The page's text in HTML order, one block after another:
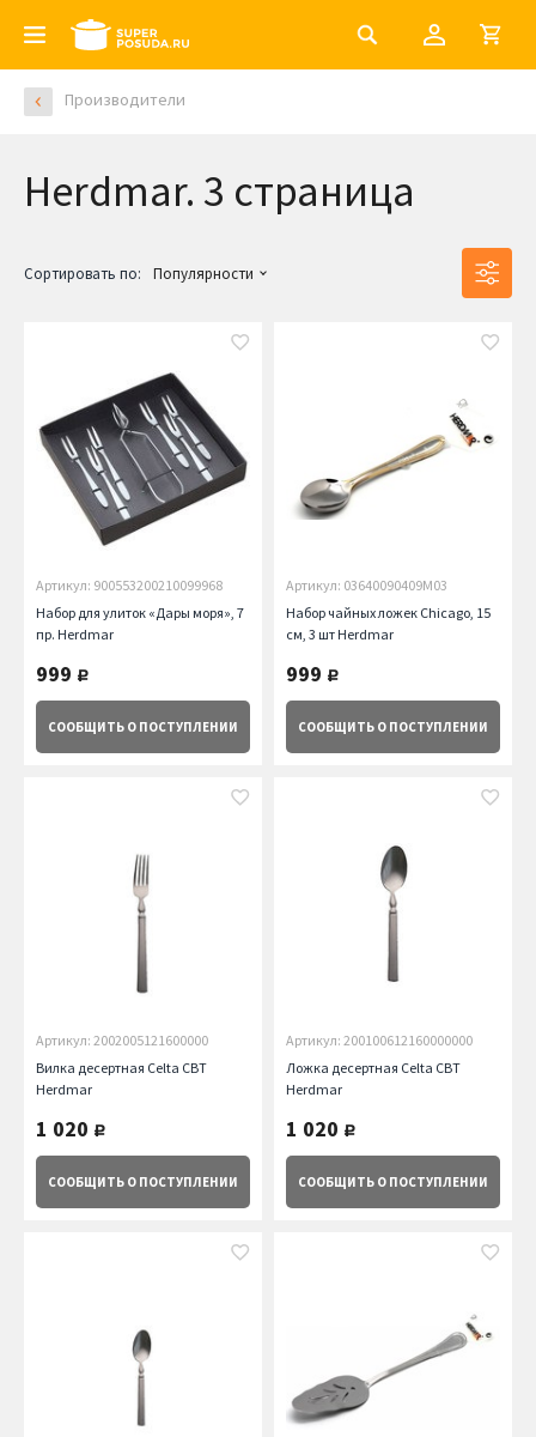
Производители
Herdmar. 3 страница
Сортировать по: Популярности
Артикул: 900553200210099968
Набор для улиток «Дары моря», 7
пр. Herdmar
999 руб.
СООБЩИТЬ О ПОСТУПЛЕНИИ
Артикул: 03640090409M03
Набор чайных ложек Chicago, 15
см, 3 шт Herdmar
999 руб.
СООБЩИТЬ О ПОСТУПЛЕНИИ
Артикул: 2002005121600000
Вилка десертная Celta CBT
Herdmar
1 020 руб.
СООБЩИТЬ О ПОСТУПЛЕНИИ
Артикул: 200100612160000000
Ложка десертная Celta CBT
Herdmar
1 020 руб.
СООБЩИТЬ О ПОСТУПЛЕНИИ